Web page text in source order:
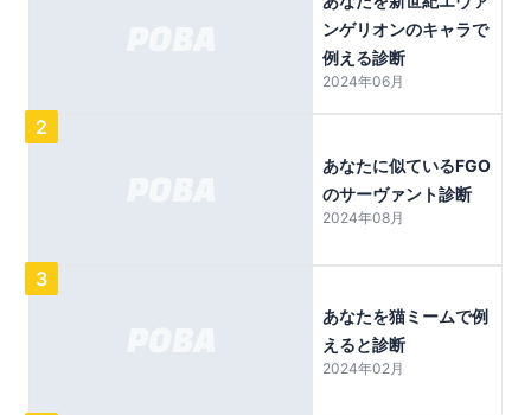
ンゲリオンのキャラで
例える診断
2024年06月
2
あなたに似ているFGO
のサーヴァント診断
2024年08月
3
あなたを猫ミームで例
えると診断
2024年02月